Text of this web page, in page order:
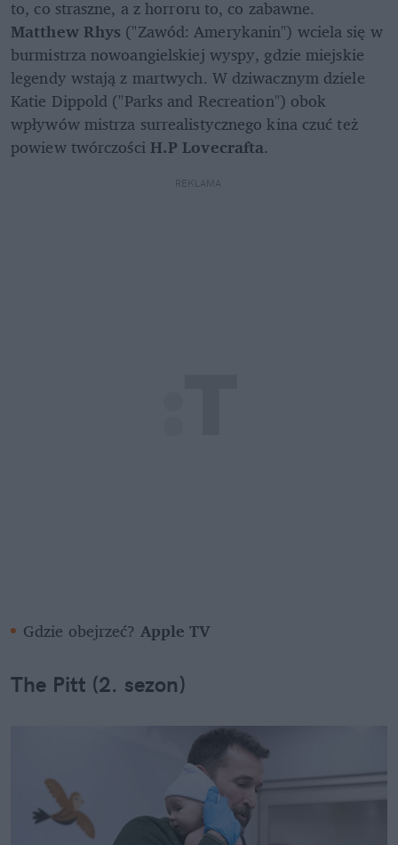
Matthew Rhys ("Zawód: Amerykanin") wciela się w
burmistrza nowoangielskiej wyspy, gdzie miejskie
legendy wstają z martwych. W dziwacznym dziele
Katie Dippold ("Parks and Recreation") obok
wpływów mistrza surrealistycznego kina czuć też
powiew twórczości H.P Lovecrafta.
REKLAMA
Gdzie obejrzeć? Apple TV
The Pitt (2. sezon)